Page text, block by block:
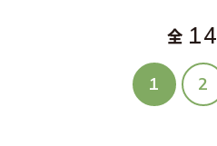
全 14
1 2